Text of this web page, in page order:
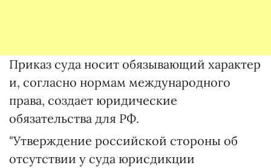
Приказ суда носит обязывающий характер
и, согласно нормам международного
права, создает юридические
обязательства для РФ.
"Утверждение российской стороны об
отсутствии у суда юрисдикции